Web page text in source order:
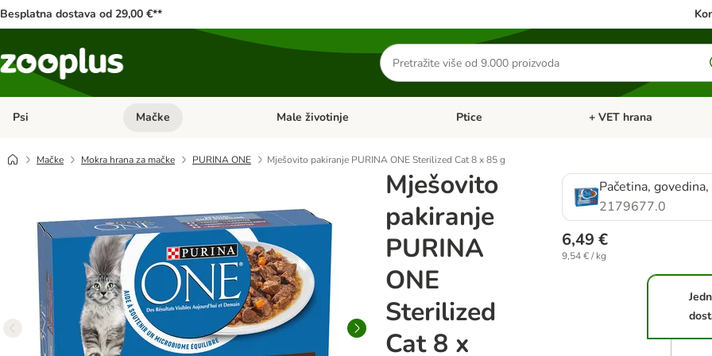
Besplatna dostava od 29,00 €**
Traži
proizvode
Psi Pregled kategorija: Psi
Mačke Pregled kategorija: Mačke
Male životinje Pregled kategorija: Male životinje
Ptice Pregled kategorija: Ptice
+ VET hrana
Mačke Mokra hrana za mačke PURINA ONE Mješovito pakiranje PURINA ONE Sterilized Cat 8 x 85 g
Mješovito
pakiranje
PURINA
ONE
Sterilized
Cat 8 x
Pačetina,
2179677.0
6,49 €
9,54 € / kg